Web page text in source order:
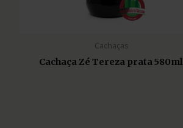
Cachaças
Cachaça Zé Tereza prata 580ml